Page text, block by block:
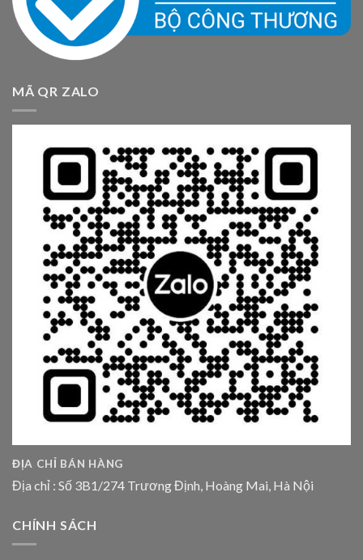
MÃ QR ZALO
ĐỊA CHỈ BÁN HÀNG
Địa chỉ : Số 3B1/274 Trương Định, Hoàng Mai, Hà Nội
CHÍNH SÁCH